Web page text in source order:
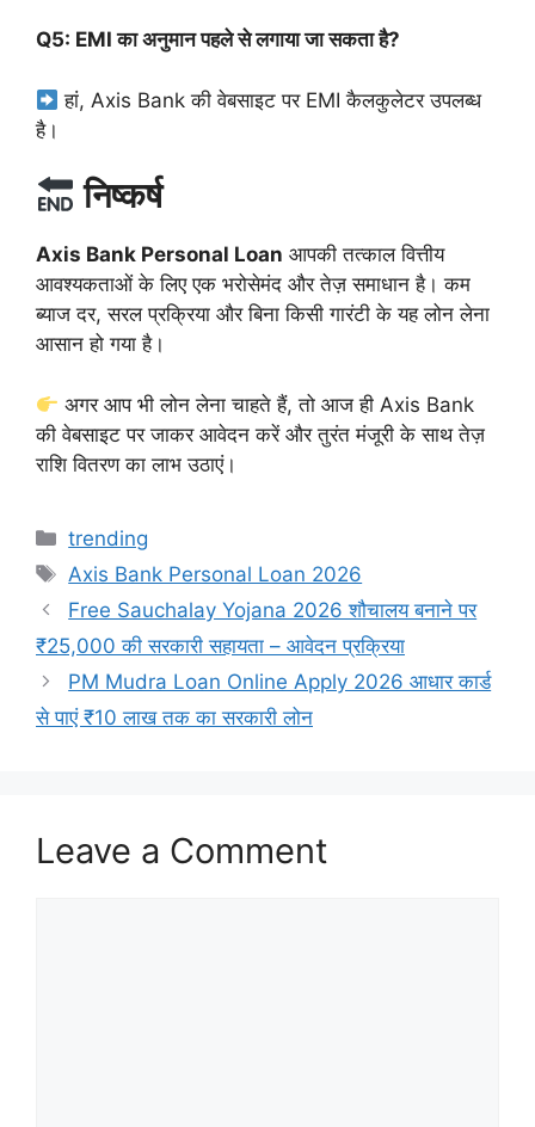
Q5: EMI का अनुमान पहले से लगाया जा सकता है?
हां, Axis Bank की वेबसाइट पर EMI कैलकुलेटर उपलब्ध
है।
निष्कर्ष
Axis Bank Personal Loan आपकी तत्काल वित्तीय
आवश्यकताओं के लिए एक भरोसेमंद और तेज़ समाधान है। कम
ब्याज दर, सरल प्रक्रिया और बिना किसी गारंटी के यह लोन लेना
आसान हो गया है।
अगर आप भी लोन लेना चाहते हैं, तो आज ही Axis Bank
की वेबसाइट पर जाकर आवेदन करें और तुरंत मंजूरी के साथ तेज़
राशि वितरण का लाभ उठाएं।
Categories
trending
Tags
Axis Bank Personal Loan 2026
Free Sauchalay Yojana 2026 शौचालय बनाने पर
₹25,000 की सरकारी सहायता – आवेदन प्रक्रिया
PM Mudra Loan Online Apply 2026 आधार कार्ड
से पाएं ₹10 लाख तक का सरकारी लोन
Leave a Comment